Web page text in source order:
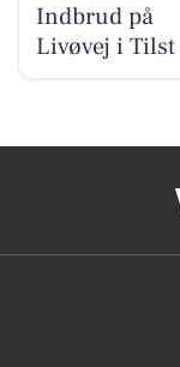
Indbrud på
Livøvej i Tilst